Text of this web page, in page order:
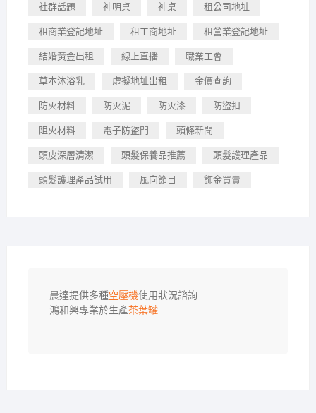
社群話題 神明桌 神桌 租公司地址
租商業登記地址 租工商地址 租營業登記地址
結婚黃金出租 線上直播 職業工會
草本沐浴乳 虛擬地址出租 金價查詢
防火材料 防火泥 防火漆 防盜扣
阻火材料 電子防盜門 頭條新聞
頭皮深層清潔 頭髮保養品推薦 頭髮護理產品
頭髮護理產品試用 風向節目 飾金買賣
晨達提供多種空壓機使用狀況諮詢
鴻和興專業於生產茶葉罐